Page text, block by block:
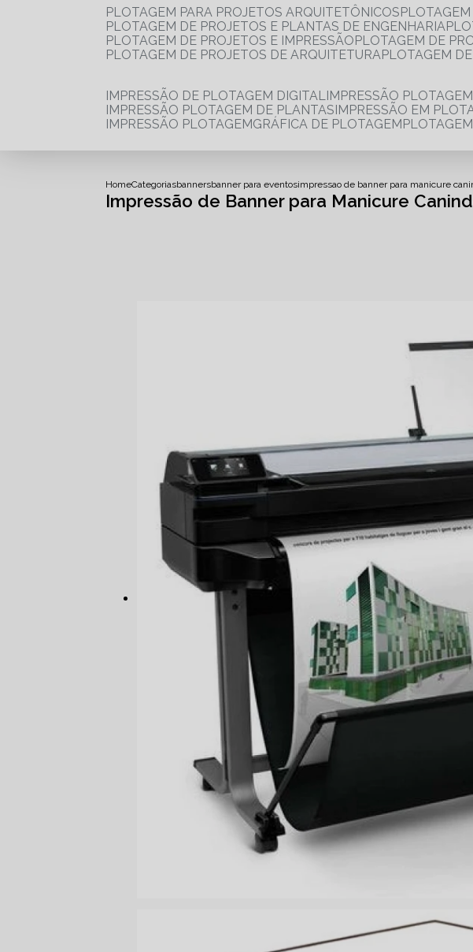
PLOTAGEM PARA PROJETOS ARQUITETÔNICOS
PLOTAGEM DE PROJETOS E PLANTAS DE ENGENHARIA
PLOTAGEM DE PROJETOS E IMPRESSÃO
PLOTAGEM DE
PLOTAGEM DE PROJETOS DE ARQUITETURA
PLOTAGEM
IMPRESSÃO DE PLOTAGEM DIGITAL IMPRESSÃO
IMPRESSÃO PLOTAGEM DE PLANTAS IMPRESSÃO EM
IMPRESSÃO PLOTAGEM
GRÁFICA DE PLOTAGEM
HomeCategoriasbannersbanner para eventosimpressao de banner para manicure
Impressão de Banner para Manicure